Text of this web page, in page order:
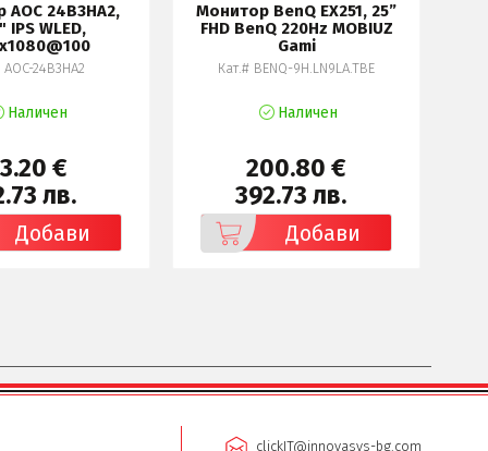
24B3HA2,
IPS WLED,
24B3HA2
Наличен
€
лв.
Добави
Монитор BenQ EX251, 25”
FHD BenQ 220Hz MOBIUZ
Gami
Кат.# BENQ-9H.LN9LA.TBE
Наличен
200.80 €
392.73 лв.
Добави
clickIT@innovasys-bg.com